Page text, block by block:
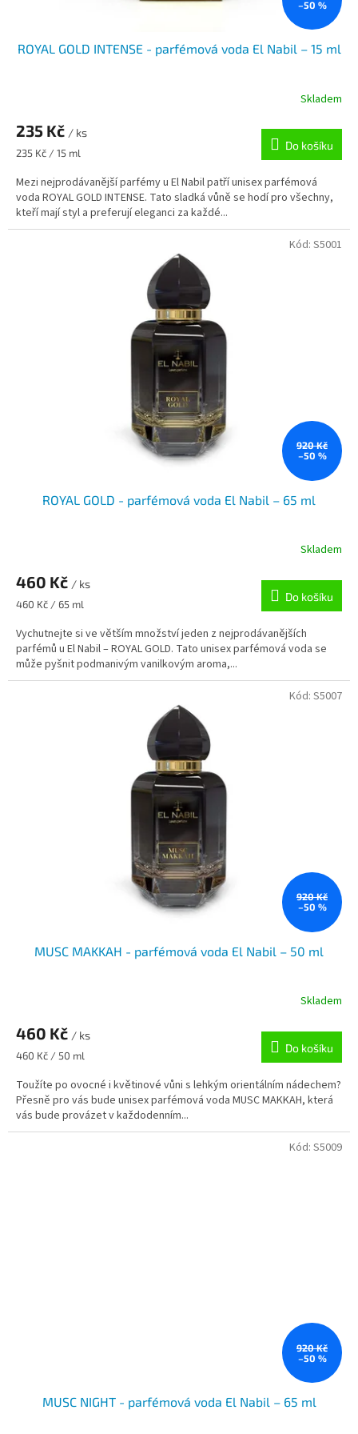
–50 %
ROYAL GOLD INTENSE - parfémová voda El Nabil – 15 ml
Skladem
235 Kč / ks
Měrná
235 Kč / 15 ml
Do košíku
Mezi nejprodávanější parfémy u El Nabil patří unisex parfémová
voda ROYAL GOLD INTENSE. Tato sladká vůně se hodí pro všechny,
kteří mají styl a preferují eleganci za každé...
920 Kč
–50 %
ROYAL GOLD - parfémová voda El Nabil – 65 ml
Skladem
460 Kč / ks
Měrná
460 Kč / 65 ml
Do košíku
Vychutnejte si ve větším množství jeden z nejprodávanějších
parfémů u El Nabil – ROYAL GOLD. Tato unisex parfémová voda se
může pyšnit podmanivým vanilkovým aroma,...
Kód: S5001
920 Kč
–50 %
MUSC MAKKAH - parfémová voda El Nabil – 50 ml
Skladem
460 Kč / ks
Měrná
460 Kč / 50 ml
Do košíku
Toužíte po ovocné i květinové vůni s lehkým orientálním nádechem?
Přesně pro vás bude unisex parfémová voda MUSC MAKKAH, která
vás bude provázet v každodenním...
Kód: S5007
920 Kč
–50 %
MUSC NIGHT - parfémová voda El Nabil – 65 ml
Kód: S5009